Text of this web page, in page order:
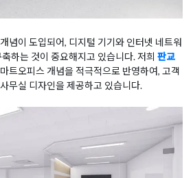
념이 도입되어, 디지털 기기와 인터넷 네트워
하는 것이 중요해지고 있습니다. 저희 판교
트오피스 개념을 적극적으로 반영하여, 고객
무실 디자인을 제공하고 있습니다.